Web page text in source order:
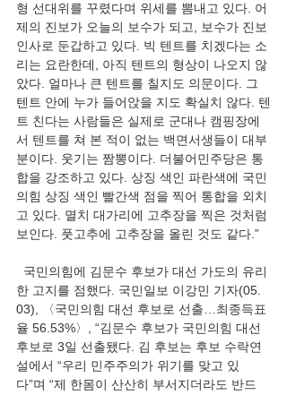
형 선대위를 꾸렸다며 위세를 뽐내고 있다. 어
제의 진보가 오늘의 보수가 되고, 보수가 진보
인사로 둔갑하고 있다. 빅 텐트를 치겠다는 소
리는 요란한데, 아직 텐트의 형상이 나오지 않
았다. 얼마나 큰 텐트를 칠지도 의문이다. 그
텐트 안에 누가 들어앉을 지도 확실치 않다. 텐
트 친다는 사람들은 실제로 군대나 캠핑장에
서 텐트를 쳐 본 적이 없는 백면서생들이 대부
분이다. 웃기는 짬뽕이다. 더불어민주당은 통
합을 강조하고 있다. 상징 색인 파란색에 국민
의힘 상징 색인 빨간색 점을 찍어 통합을 외치
고 있다. 멸치 대가리에 고추장을 찍은 것처럼
보인다. 풋고추에 고추장을 올린 것도 같다.”
국민의힘에 김문수 후보가 대선 가도의 유리
한 고지를 점했다. 국민일보 이강민 기자(05.
03), 〈국민의힘 대선 후보로 선출…최종득표
율 56.53%〉, “김문수 후보가 국민의힘 대선
후보로 3일 선출됐다. 김 후보는 후보 수락연
설에서 “우리 민주주의가 위기를 맞고 있
다”며 “제 한몸이 산산히 부서지더라도 반드